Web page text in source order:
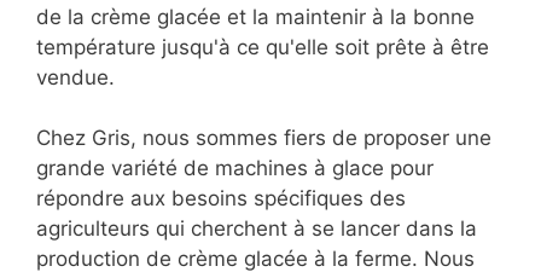
de la crème glacée et la maintenir à la bonne
température jusqu'à ce qu'elle soit prête à être
vendue.
Chez Gris, nous sommes fiers de proposer une
grande variété de machines à glace pour
répondre aux besoins spécifiques des
agriculteurs qui cherchent à se lancer dans la
production de crème glacée à la ferme. Nous